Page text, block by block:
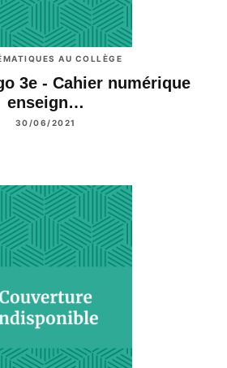
AU COLLÈGE
3e - Cahier numérique
enseign…
30/06/2021